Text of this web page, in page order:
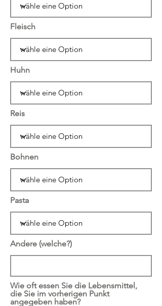
Fleisch
Huhn
Reis
Bohnen
Pasta
Andere (welche?)
Wie oft essen Sie die Lebensmittel,
die Sie im vorherigen Punkt
angegeben haben?